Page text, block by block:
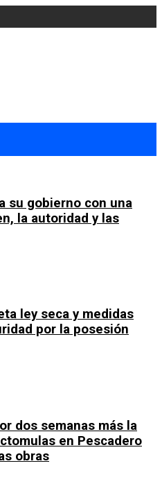
su gobierno con una
la autoridad y las
ley seca y medidas
por la posesión
dos semanas más la
en Pescadero
obras